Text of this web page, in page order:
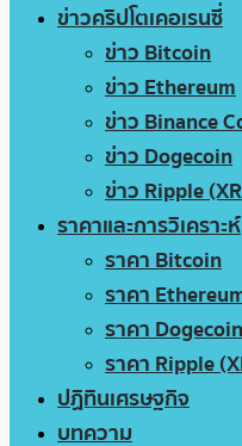
ข่าวคริปโตเคอเรนซี่
ข่าว Bitcoin
ข่าว Ethereum
ข่าว Binance
ข่าว Dogecoin
ข่าว Ripple
ราคาและการวิเคราะห์
ราคา Bitcoin
ราคา
ราคา Dogecoin
ราคา Ripple
ปฏิทินเศรษฐกิจ
บทความ